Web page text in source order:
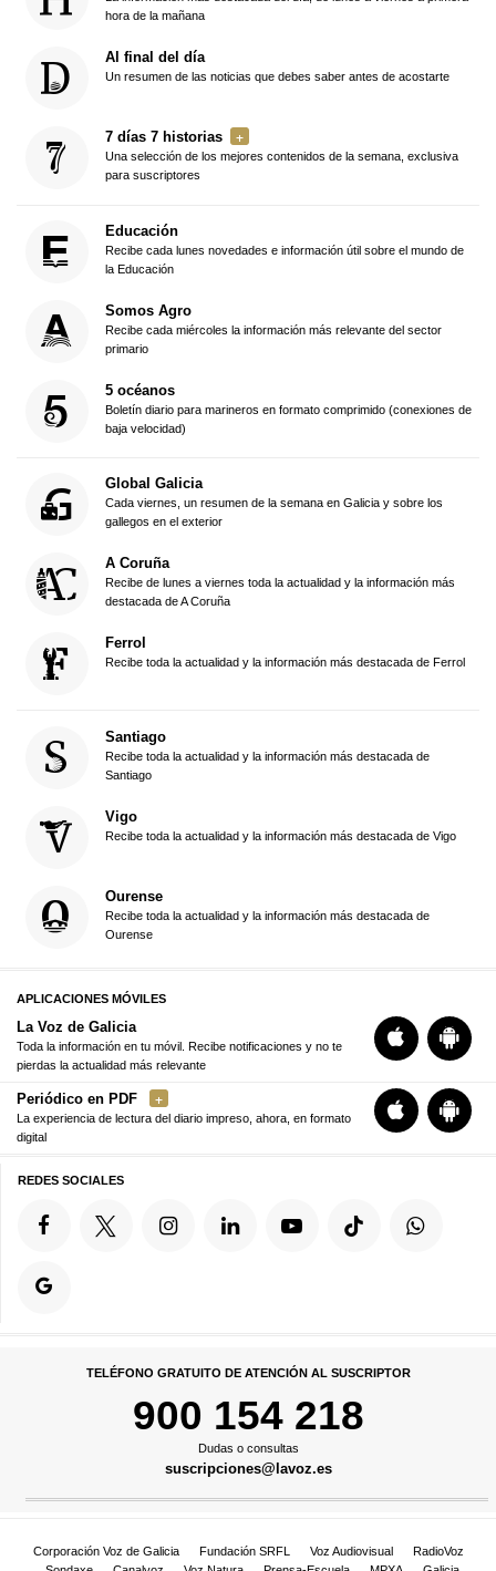
hora de la mañana
Al final del día
Un resumen de las noticias que debes saber antes de acostarte
7 días 7 historias
Una selección de los mejores contenidos de la semana, exclusiva
para suscriptores
Educación
Recibe cada lunes novedades e información útil sobre el mundo de
la Educación
Somos Agro
Recibe cada miércoles la información más relevante del sector
primario
5 océanos
Boletín diario para marineros en formato comprimido (conexiones de
baja velocidad)
Global Galicia
Cada viernes, un resumen de la semana en Galicia y sobre los
gallegos en el exterior
A Coruña
Recibe de lunes a viernes toda la actualidad y la información más
destacada de A Coruña
Ferrol
Recibe toda la actualidad y la información más destacada de Ferrol
Santiago
Recibe toda la actualidad y la información más destacada de
Santiago
Vigo
Recibe toda la actualidad y la información más destacada de Vigo
Ourense
Recibe toda la actualidad y la información más destacada de
Ourense
APLICACIONES MÓVILES
La Voz de Galicia
Toda la información en tu móvil. Recibe notificaciones y no te
pierdas la actualidad más relevante
Periódico en PDF
La experiencia de lectura del diario impreso, ahora, en formato
digital
REDES SOCIALES
TELÉFONO GRATUITO DE ATENCIÓN AL SUSCRIPTOR
900 154 218
Dudas o consultas
suscripciones@lavoz.es
Corporación Voz de Galicia Fundación SRFL Voz Audiovisual
RadioVoz